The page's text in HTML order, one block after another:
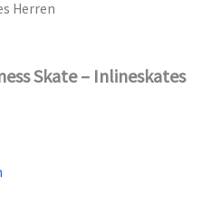
Herren
Skate – Inlineskates